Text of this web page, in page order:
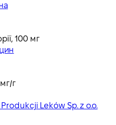
100 мг
мг/г
Produkcji Leków Sp. z o.o.